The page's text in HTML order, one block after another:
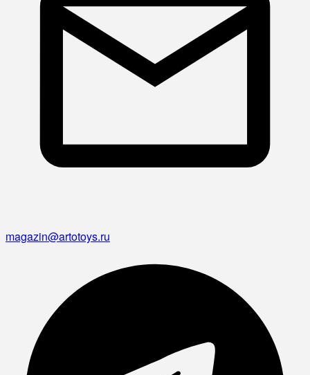
magazin@artotoys.ru